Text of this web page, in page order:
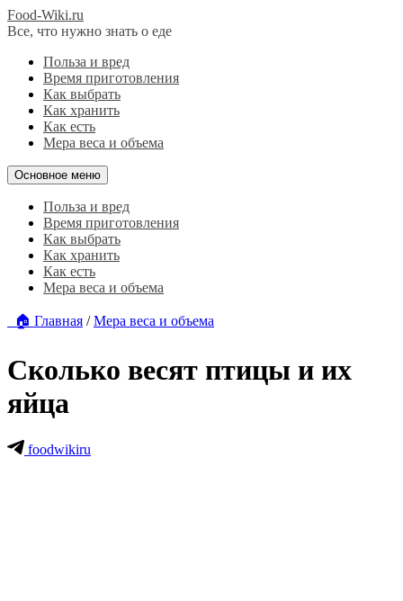
Food-Wiki.ru
Все, что нужно знать о еде
Польза и вред
Время приготовления
Как выбрать
Как хранить
Как есть
Мера веса и объема
Основное меню
Польза и вред
Время приготовления
Как выбрать
Как хранить
Как есть
Мера веса и объема
🏠 Главная /Мера веса и объема
Сколько весят птицы и их
яйца
foodwikiru